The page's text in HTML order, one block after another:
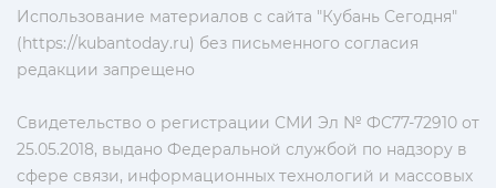
Использование материалов с сайта "Кубань Сегодня"
(https://kubantoday.ru) без письменного согласия
редакции запрещено
Свидетельство о регистрации СМИ Эл № ФС77-72910 от
25.05.2018, выдано Федеральной службой по надзору в
сфере связи, информационных технологий и массовых